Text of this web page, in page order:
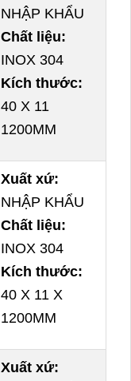
NHẬP KHẨU
Chất liệu:
INOX 304
Kích thước:
40 X 11
1200MM
Xuất xứ:
NHẬP KHẨU
Chất liệu:
INOX 304
Kích thước:
40 X 11 X
1200MM
Xuất xứ: